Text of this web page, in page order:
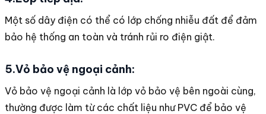
Một số dây điện có thể có lớp chống nhiễu đất để đảm
bảo hệ thống an toàn và tránh rủi ro điện giật.
5.Vỏ bảo vệ ngoại cảnh:
Vỏ bảo vệ ngoại cảnh là lớp vỏ bảo vệ bên ngoài cùng,
thường được làm từ các chất liệu như PVC để bảo vệ